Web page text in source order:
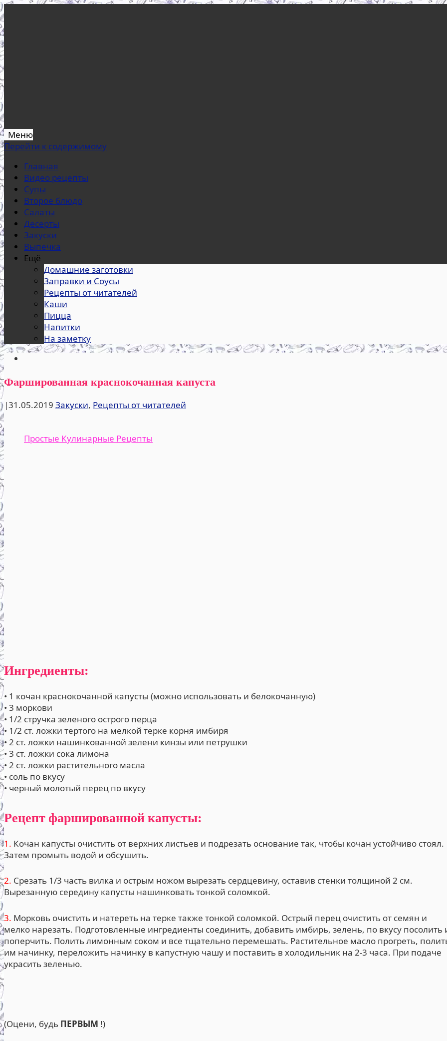
Простые Кулинарные Рецепты
Меню
Перейти к содержимому
Главная
Видео рецепты
Супы
Второе блюдо
Салаты
Десерты
Закуски
Выпечка
Ещё
Домашние заготовки
Заправки и Соусы
Рецепты от читателей
Каши
Пицца
Напитки
На заметку
Фаршированная краснокочанная капуста
|31.05.2019 Закуски, Рецепты от читателей
Ингредиенты:
• 1 кочан краснокочанной капусты (можно использовать и белокочанную)
• 3 моркови
• 1/2 стручка зеленого острого перца
• 1/2 ст. ложки тертого на мелкой терке корня имбиря
• 2 ст. ложки нашинкованной зелени кинзы или петрушки
• 3 ст. ложки сока лимона
• 2 ст. ложки растительного масла
• соль по вкусу
• черный молотый перец по вкусу
Рецепт фаршированной капусты:
1. Кочан капусты очистить от верхних листьев и подрезать основание так, чтобы кочан устойчиво стоял.
Затем промыть водой и обсушить.
2. Срезать 1/3 часть вилка и острым ножом вырезать сердцевину, оставив стенки толщиной 2 см.
Вырезанную середину капусты нашинковать тонкой соломкой.
3. Морковь очистить и натереть на терке также тонкой соломкой. Острый перец очистить от семян и
мелко нарезать. Подготовленные ингредиенты соединить, добавить имбирь, зелень, по вкусу посолить
поперчить. Полить лимонным соком и все тщательно перемешать. Растительное масло прогреть,
им начинку, переложить начинку в капустную чашу и поставить в холодильник на 2-3 часа. При подаче
украсить зеленью.
(Оцени, будь ПЕРВЫМ !)